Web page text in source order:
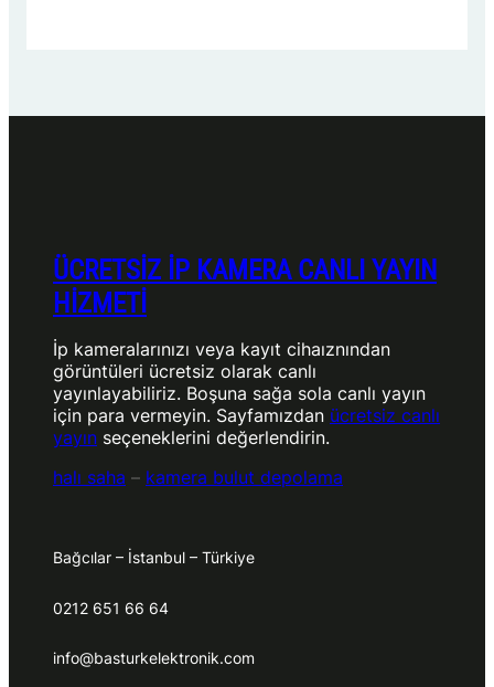
ÜCRETSİZ İP KAMERA CANLI YAYIN
HİZMETİ
İp kameralarınızı veya kayıt cihaıznından
görüntüleri ücretsiz olarak canlı
yayınlayabiliriz. Boşuna sağa sola canlı yayın
için para vermeyin. Sayfamızdan ücretsiz canlı
yayın seçeneklerini değerlendirin.
halı saha – kamera bulut depolama
Bağcılar – İstanbul – Türkiye
0212 651 66 64
info@basturkelektronik.com